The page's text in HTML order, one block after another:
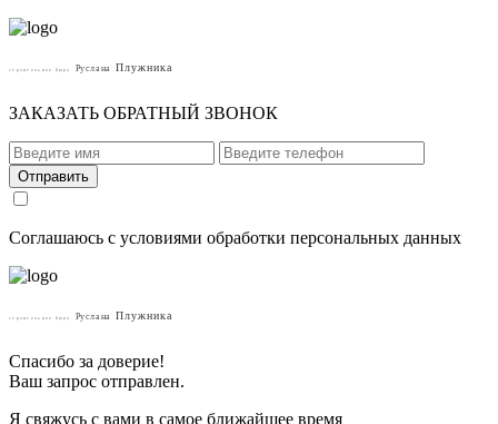
строительное бюро Руслана Плужника
ЗАКАЗАТЬ ОБРАТНЫЙ ЗВОНОК
Отправить
Соглашаюсь с условиями обработки персональных данных
строительное бюро Руслана Плужника
Спасибо за доверие!
Ваш запрос отправлен.
Я свяжусь с вами в самое ближайшее время